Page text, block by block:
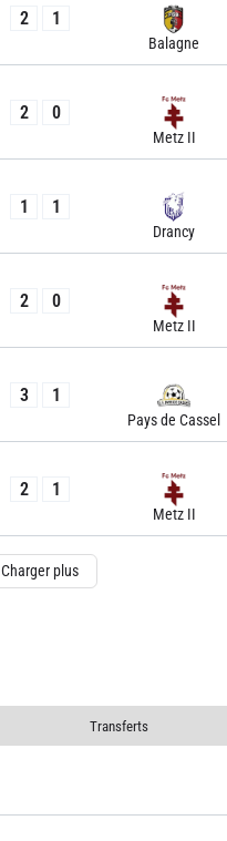
2 1
Balagne
2 0
Metz II
1 1
Drancy
2 0
Metz II
3 1
Pays de Cassel
2 1
Metz II
Charger plus
Transferts